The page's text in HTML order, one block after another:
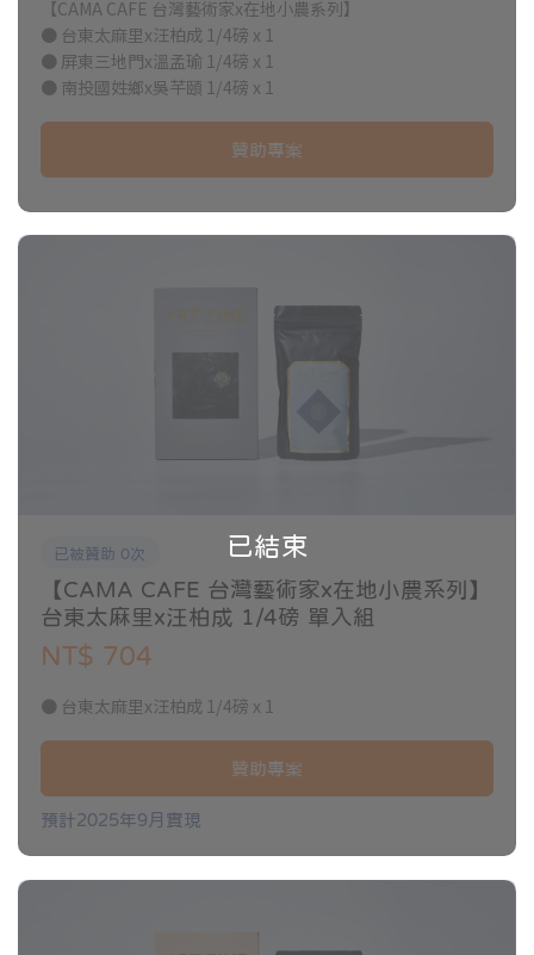
隆坡、義大利盧森堡等地展出，並入選日本Art Olympia特別
獎、Arte Laguna和Luxembourg Art Prize等重要獎項。
風味：焦糖、青草茶、話梅、檸檬
風味：哈密瓜、太妃糖、芒果、甜李
風味：梅子汁、熟成水果、麥芽、紅茶香
————————————
【CAMA CAFE】
CAMA CAFE 成立於2006年，是全球規模最大新鮮現烘連鎖咖啡品
牌，以創新思維形塑品牌文化，提供新鮮、美味的咖啡餐食與體
驗，為顧客開啟活力的每一天。我們選擇在店內演繹整個「Bean to
鮮現烘文化推向全世界！
【CAMA CAFE 台灣藝術家x在地小農系列】
● 台東太麻里x汪柏成 1/4磅 x 1
● 屏東三地門x溫孟瑜 1/4磅 x 1
● 南投國姓鄉x吳芊頤 1/4磅 x 1
贊助專案
已結束
已被贊助 0次
【CAMA CAFE 台灣藝術家x在地小農系列】
台東太麻里x汪柏成 1/4磅 單入組
NT$ 704
● 台東太麻里x汪柏成 1/4磅 x 1
贊助專案
預計2025年9月實現